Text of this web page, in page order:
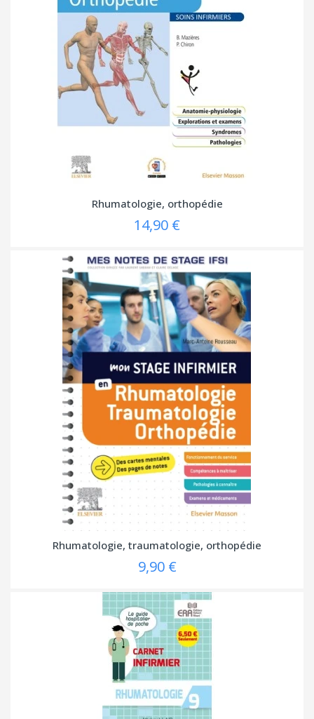
Rhumatologie, orthopédie
14,90 €
Rhumatologie, traumatologie, orthopédie
9,90 €